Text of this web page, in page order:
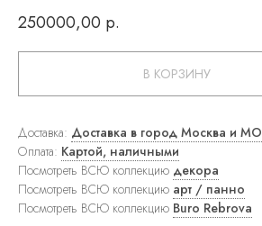
Прямоугольные
Круглые
ковры
Напольные
зеркала
Настенные
зеркала
Настольные
250000,00 р.
В КОРЗИНУ
Доставка: Доставка в город Москва и МО
Оплата: Картой, наличными
Посмотреть ВСЮ коллекцию декора
Посмотреть ВСЮ коллекцию арт / панно
Посмотреть ВСЮ коллекцию Buro Rebrova